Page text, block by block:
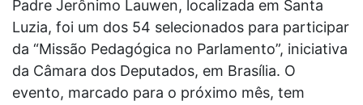
Padre Jerônimo Lauwen, localizada em Santa
Luzia, foi um dos 54 selecionados para participar
da “Missão Pedagógica no Parlamento”, iniciativa
da Câmara dos Deputados, em Brasília. O
evento, marcado para o próximo mês, tem